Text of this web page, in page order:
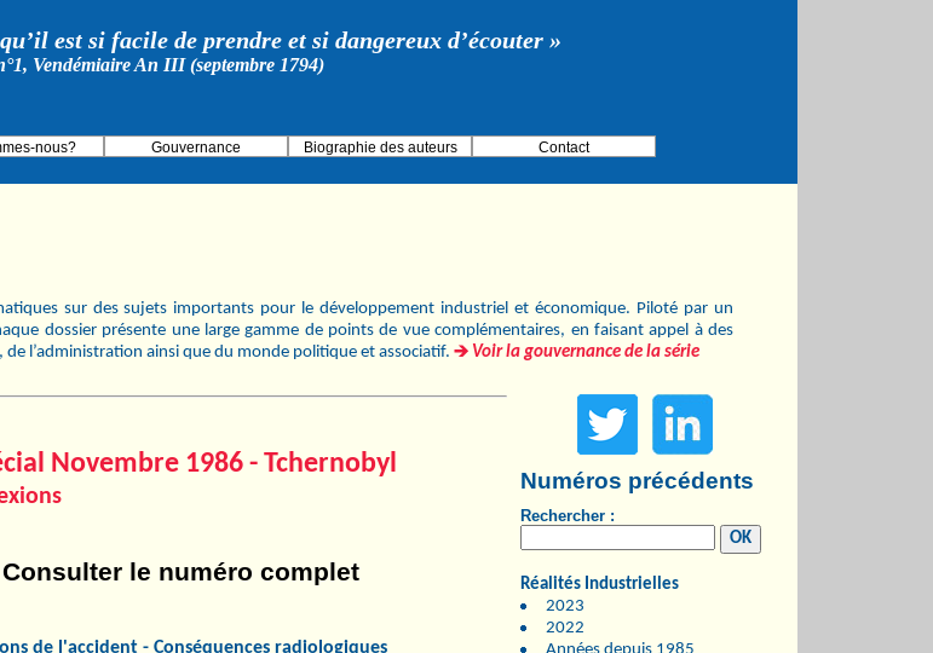
est si facile de prendre et si dangereux d’écouter »
Vendémiaire An III (septembre 1794)
nous? Gouvernance Biographie des auteurs Contact
sur des sujets importants pour le développement industriel et économique. Piloté par un
dossier présente une large gamme de points de vue complémentaires, en faisant appel à des
de l’administration ainsi que du monde politique et associatif.
Voir la gouvernance de la série
Numéros précédents
Rechercher :
Réalités Industrielles
2023
2022
Novembre 1986 - Tchernobyl
Consulter le numéro complet
de l'accident - Conséquences radiologiques